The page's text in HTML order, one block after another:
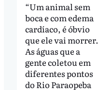
“Um animal sem
boca e com edema
cardíaco, é óbvio
que ele vai morrer.
As águas que a
gente coletou em
diferentes pontos
do Rio Paraopeba